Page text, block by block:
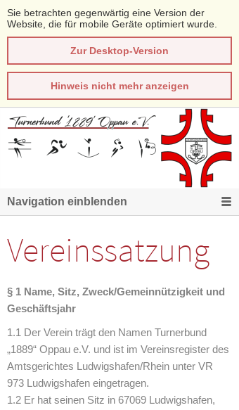
Sie betrachten gegenwärtig eine Version der
Website, die für mobile Geräte optimiert wurde.
Zur Desktop-Version
Hinweis nicht mehr anzeigen
Navigation einblenden
Vereinssatzung
§ 1 Name, Sitz, Zweck/Gemeinnützigkeit und
Geschäftsjahr
1.1 Der Verein trägt den Namen Turnerbund
„1889“ Oppau e.V. und ist im Vereinsregister des
Amtsgerichtes Ludwigshafen/Rhein unter VR
973 Ludwigshafen eingetragen.
1.2 Er hat seinen Sitz in 67069 Ludwigshafen,